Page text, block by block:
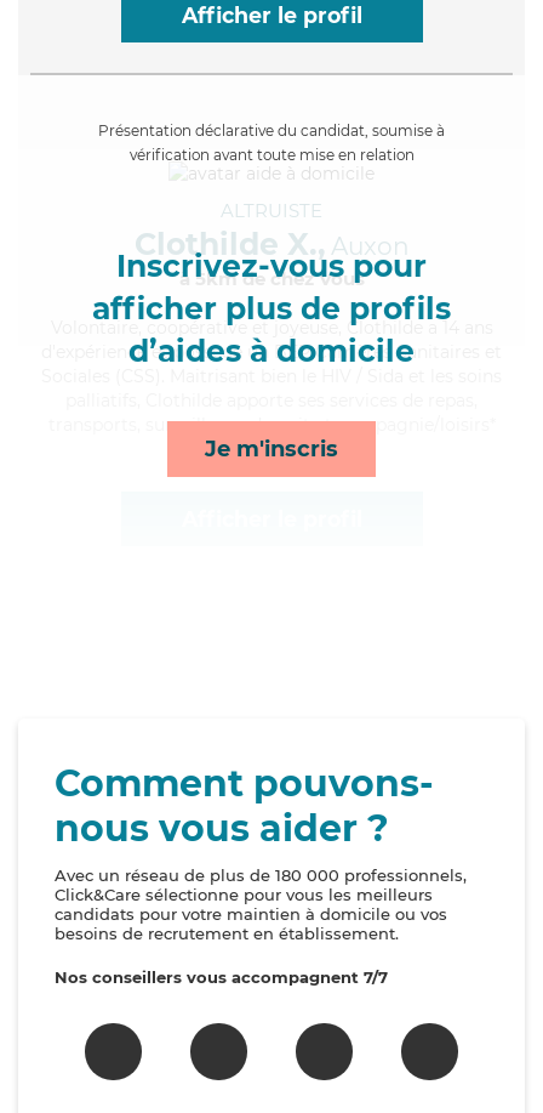
Afficher le profil
Présentation déclarative du candidat, soumise à
vérification avant toute mise en relation
Inscrivez-vous pour
afficher plus de profils
d’aides à domicile
Je m'inscris
ALTRUISTE
Clothilde X., Auxon
à 5km de chez Vous
, coopérative et joyeuse, Clothilde a 14 ans
d'expérience et possède un BEP Carrières Sanitaires et
transports, surveillance de nuit et compagnie/loisirs*
Comment pouvons-
nous vous aider ?
Avec un réseau de plus de 180 000 professionnels,
Click&Care sélectionne pour vous les meilleurs
candidats pour votre maintien à domicile ou vos
besoins de recrutement en établissement.
Nos conseillers vous accompagnent 7/7